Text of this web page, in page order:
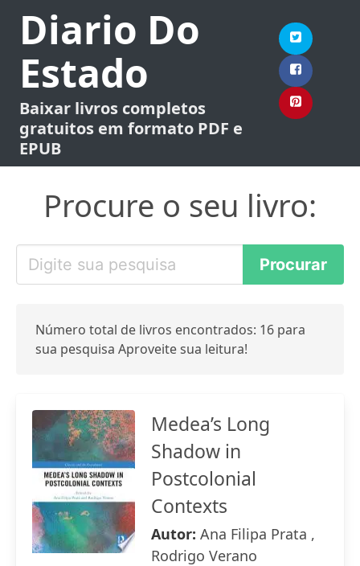
Diario Do
Estado
Baixar livros completos
gratuitos em formato PDF e
EPUB
Procure o seu livro:
Número total de livros encontrados: 16 para
sua pesquisa Aproveite sua leitura!
Medea’s Long
Shadow in
Postcolonial
Contexts
Autor: Ana Filipa Prata ,
Rodrigo Verano